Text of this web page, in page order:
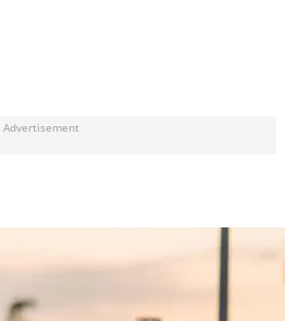
Advertisement